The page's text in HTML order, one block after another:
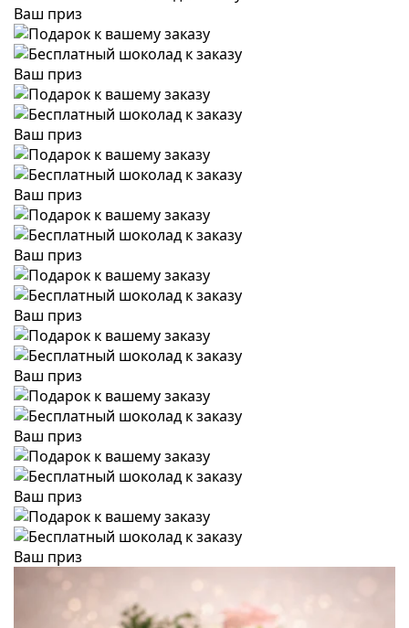
Ваш приз
Ваш приз
Ваш приз
Ваш приз
Ваш приз
Ваш приз
Ваш приз
Ваш приз
Ваш приз
Ваш приз